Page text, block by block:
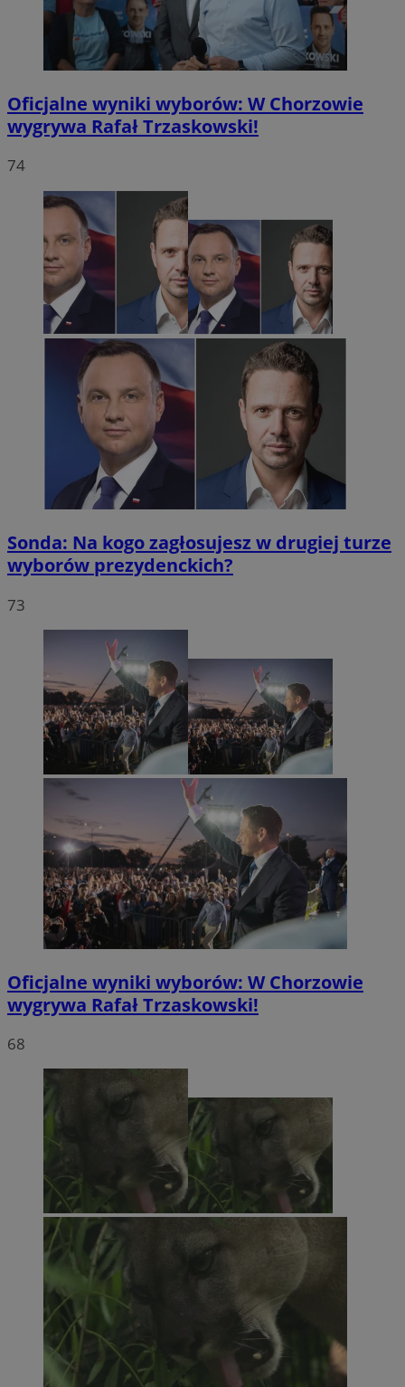
Oficjalne wyniki wyborów: W Chorzowie
wygrywa Rafał Trzaskowski!
74
Sonda: Na kogo zagłosujesz w drugiej turze
wyborów prezydenckich?
73
Oficjalne wyniki wyborów: W Chorzowie
wygrywa Rafał Trzaskowski!
68